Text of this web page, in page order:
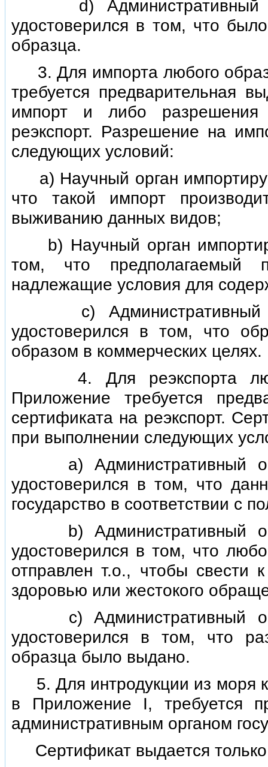
d) Административный
удостоверился в том, что
образца.
3. Для импорта любого
требуется предварительная
импорт и либо разрешения
реэкспорт. Разрешение на
следующих условий:
а) Научный орган
что такой импорт
выживанию данных видов;
b) Научный орган
том, что предполагаемый
надлежащие условия для
с) Административный
удостоверился в том, что
образом в коммерческих целях.
4. Для реэкспорта
Приложение требуется
сертификата на реэкспорт.
при выполнении следующих
а) Административный
удостоверился в том, что
государство в соответствии с
b) Административный
удостоверился в том, что
отправлен т.о., чтобы свести
здоровью или жестокого
с) Административный
удостоверился в том, что
образца было выдано.
5. Для интродукции из моря
в Приложение I, требуется
административным органом
Сертификат выдается